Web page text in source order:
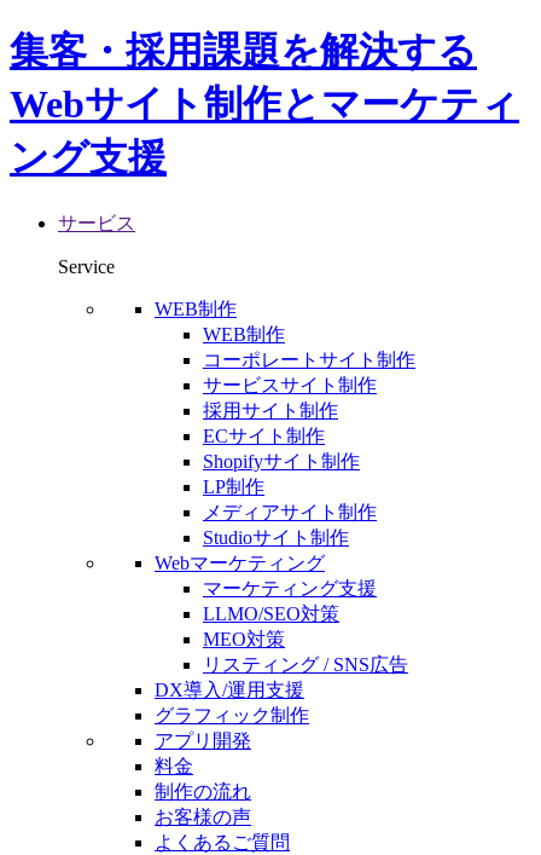
集客・採用課題を解決する
Webサイト制作とマーケティ
ング支援
サービス
Service
WEB制作
WEB制作
コーポレートサイト制作
サービスサイト制作
採用サイト制作
ECサイト制作
Shopifyサイト制作
LP制作
メディアサイト制作
Studioサイト制作
Webマーケティング
マーケティング支援
LLMO/SEO対策
MEO対策
リスティング / SNS広告
DX導入/運用支援
グラフィック制作
アプリ開発
料金
制作の流れ
お客様の声
よくあるご質問